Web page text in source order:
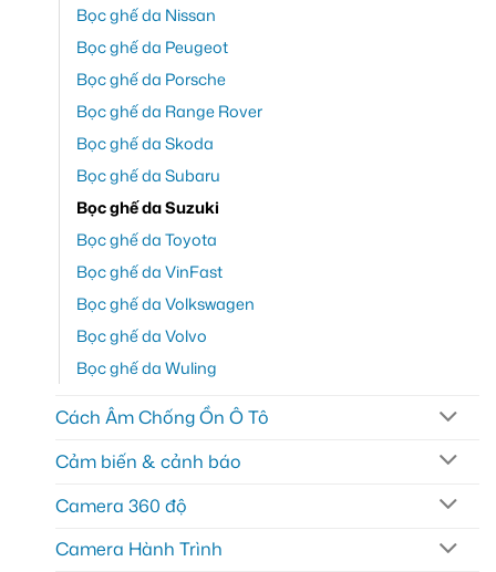
Bọc ghế da Nissan
Bọc ghế da Peugeot
Bọc ghế da Porsche
Bọc ghế da Range Rover
Bọc ghế da Skoda
Bọc ghế da Subaru
Bọc ghế da Suzuki
Bọc ghế da Toyota
Bọc ghế da VinFast
Bọc ghế da Volkswagen
Bọc ghế da Volvo
Bọc ghế da Wuling
Cách Âm Chống Ồn Ô Tô
Cảm biến & cảnh báo
Camera 360 độ
Camera Hành Trình